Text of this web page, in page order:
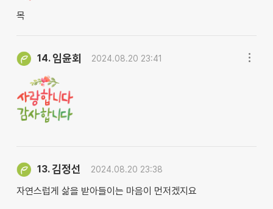
목
14. 임윤회 2024.08.20 23:41
13.김정선 2024.08.20 23:38
자연스럽게 삶을 받아들이는 마음이 먼저겠지요